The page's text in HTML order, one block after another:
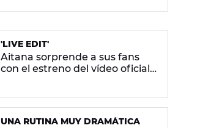
'LIVE EDIT'
Aitana sorprende a sus fans
con el estreno del vídeo oficial
UNA RUTINA MUY DRAMÁTICA